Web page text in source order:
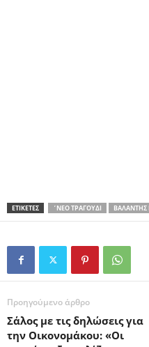
ΕΤΙΚΕΤΕΣ ΄ΝΈΟ ΤΡΑΓΟΎΔΙ ΒΑΛΆΝΤΗΣ
Προηγούμενο άρθρο
Σάλος με τις δηλώσεις για
την Οικονομάκου: «Οι